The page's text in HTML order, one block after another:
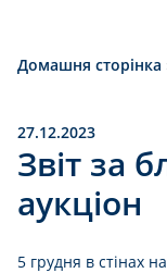
Домашня сторінка
27.12.2023
Звіт за
аукціон
5 грудня в стінах